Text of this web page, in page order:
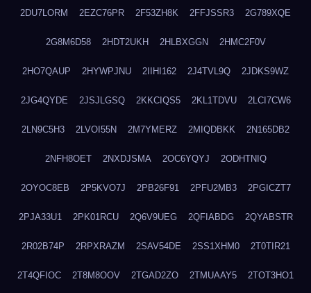
2DU7LORM 2EZC76PR 2F53ZH8K 2FFJSSR3 2G789XQE
2G8M6D58 2HDT2UKH 2HLBXGGN 2HMC2F0V
2HO7QAUP 2HYWPJNU 2IIHI162 2J4TVL9Q 2JDKS9WZ
2JG4QYDE 2JSJLGSQ 2KKCIQS5 2KL1TDVU 2LCI7CW6
2LN9C5H3 2LVOI55N 2M7YMERZ 2MIQDBKK 2N165DB2
2NFH8OET 2NXDJSMA 2OC6YQYJ 2ODHTNIQ
2OYOC8EB 2P5KVO7J 2PB26F91 2PFU2MB3 2PGICZT7
2PJA33U1 2PK01RCU 2Q6V9UEG 2QFIABDG 2QYABSTR
2R02B74P 2RPXRAZM 2SAV54DE 2SS1XHM0 2T0TIR21
2T4QFIOC 2T8M8OOV 2TGAD2ZO 2TMUAAY5 2TOT3HO1